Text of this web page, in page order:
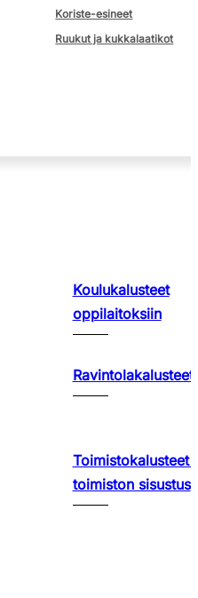
Koriste-esineet
Ruukut ja kukkalaatikot
Koulukalusteet
oppilaitoksiin
Ravintolakalusteet
Toimistokalusteet
toimiston sisustus